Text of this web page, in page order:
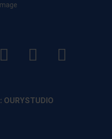
Facebook
YouTube
OURYSTUDIO